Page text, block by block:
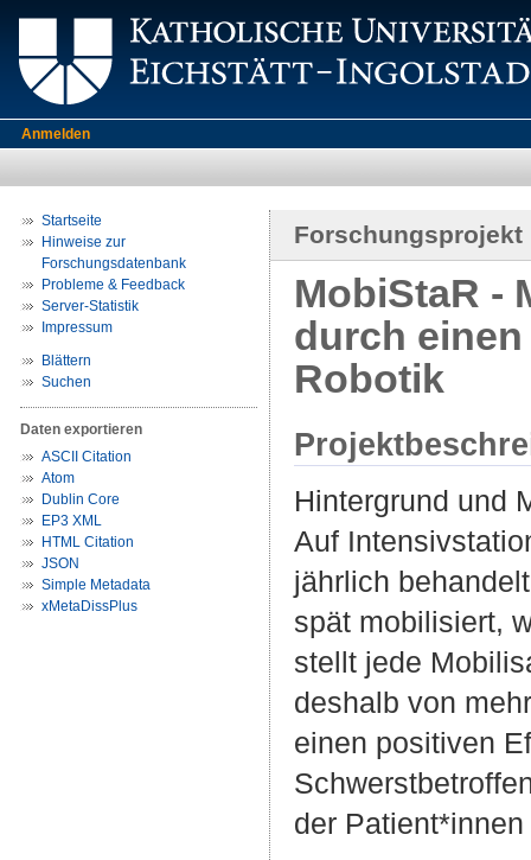
Anmelden
Startseite
Hinweise zur
Forschungsdatenbank
Probleme & Feedback
Server-Statistik
Impressum
Blättern
Suchen
Daten exportieren
ASCII Citation
Atom
Dublin Core
EP3 XML
HTML Citation
JSON
Simple Metadata
xMetaDissPlus
Forschungsprojekt
MobiStaR -
durch
Robotik
Hintergrund und
Auf
jährlich
spät mobilisiert,
stellt jede
deshalb von
einen positiven
der